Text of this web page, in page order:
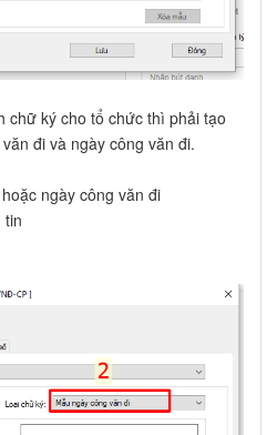
chữ ký cho tổ chức thì phải tạo
đi và ngày công văn đi.
ngày công văn đi
tin